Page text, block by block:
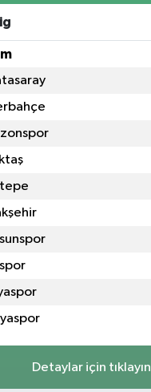
Detaylar için tıklayın